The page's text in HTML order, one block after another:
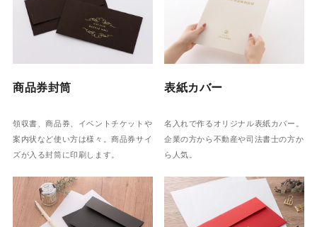
商品券封筒
領収書、商品券、イベントチケットや
案内状など使い方は様々。商品券サイ
ズが入る封筒に印刷します。
表紙カバー
名入れで作るオリジナル表紙カバー。
企業の方から不動産や司法書士の方か
ら人気。